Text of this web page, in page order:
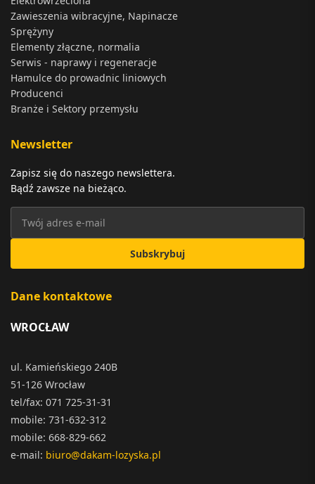
Zawieszenia wibracyjne, Napinacze
Sprężyny
Elementy złączne, normalia
Serwis - naprawy i regeneracje
Hamulce do prowadnic liniowych
Producenci
Branże i Sektory przemysłu
Newsletter
Zapisz się do naszego newslettera.
Bądź zawsze na bieżąco.
Subskrybuj
Dane kontaktowe
WROCŁAW
ul. Kamieńskiego 240B
51-126 Wrocław
tel/fax: 071 725-31-31
mobile: 731-632-312
mobile: 668-829-662
e-mail: biuro@dakam-lozyska.pl